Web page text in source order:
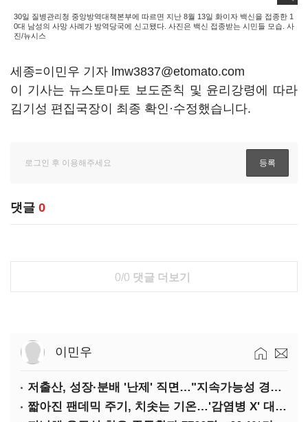
30일 질병관리청 중앙방역대책본부에 따르면 지난 8월 13일 화이자 백신을 접종한 1
0대 남성의 사망 사례가 방역당국에 신고됐다. 사진은 백신 접종받는 시민들 모습. 사
진/뉴시스
세종=이민우 기자 lmw3837@etomato.com
이 기사는 뉴스토마토 보도준칙 및 윤리강령에 따라
김기성 편집국장이 최종 확인·수정했습니다.
댓글 0
0/0 댓글 더보기
이민우
저출산, 성장·분배 '난제' 직면…"지속가능성 경고등"
짧아진 팬데믹 주기, 치솟는 기온…'감염병 X' 대비해야